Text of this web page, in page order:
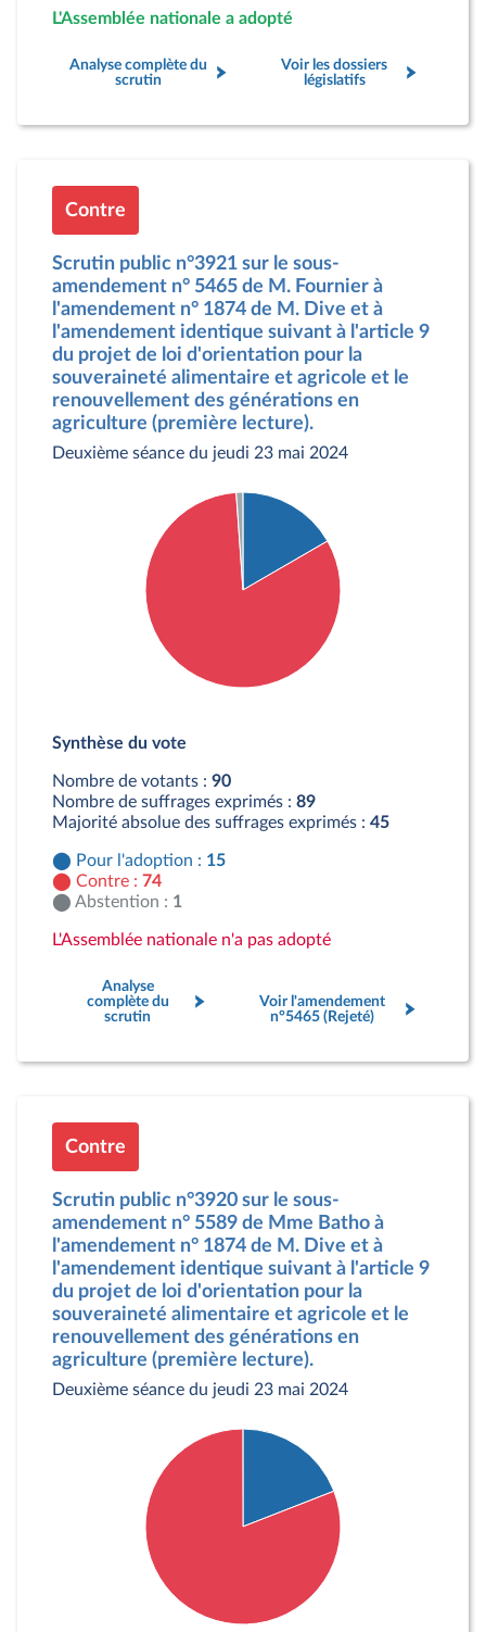
L'Assemblée nationale a adopté
Analyse complète du
scrutin
Voir les dossiers
législatifs
Contre
Scrutin public n°3921 sur le sous-
amendement n° 5465 de M. Fournier à
l'amendement n° 1874 de M. Dive et à
l'amendement identique suivant à l'article 9
du projet de loi d'orientation pour la
souveraineté alimentaire et agricole et le
renouvellement des générations en
agriculture (première lecture).
Deuxième séance du jeudi 23 mai 2024
Contre : 74 députés
Synthèse du vote
Nombre de votants : 90
Nombre de suffrages exprimés : 89
Majorité absolue des suffrages exprimés : 45
Pour l'adoption : 15
Contre : 74
Abstention : 1
L'Assemblée nationale n'a pas adopté
Analyse
complète du
scrutin
Voir l'amendement
n°5465 (Rejeté)
Contre
Scrutin public n°3920 sur le sous-
amendement n° 5589 de Mme Batho à
l'amendement n° 1874 de M. Dive et à
l'amendement identique suivant à l'article 9
du projet de loi d'orientation pour la
souveraineté alimentaire et agricole et le
renouvellement des générations en
agriculture (première lecture).
Deuxième séance du jeudi 23 mai 2024